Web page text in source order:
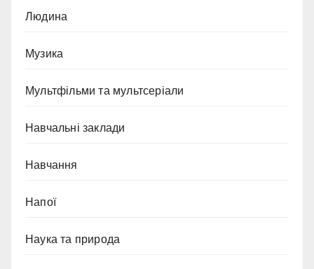
Людина
Музика
Мультфільми та мультсеріали
Навчальні заклади
Навчання
Напої
Наука та природа